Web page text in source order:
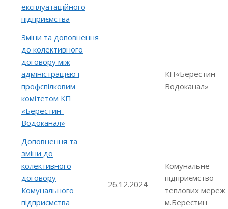
експлуатаційного
підприємства
Зміни та доповнення
до колективного
договору між
адміністрацією і
профспілковим
комітетом КП
«Берестин-
Водоканал»
КП«Берестин-
Водоканал»
Доповнення та
зміни до
колективного
договору
Комунального
підприємства
26.12.2024
Комунальне
підприємство
теплових мереж
м.Берестин